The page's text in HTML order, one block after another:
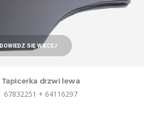
DOWIEDZ SIĘ WIĘCEJ
Tapicerka drzwi lewa
67832251 + 64116297